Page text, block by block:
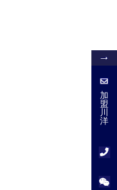
加
盟
川
洋
加
盟
川
服
务